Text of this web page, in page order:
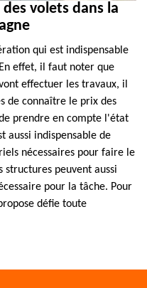
volets dans la
qui est indispensable
effet, il faut noter que
effectuer les travaux, il
de connaître le prix des
prendre en compte l'état
aussi indispensable de
nécessaires pour faire le
structures peuvent aussi
pour la tâche. Pour
défie toute